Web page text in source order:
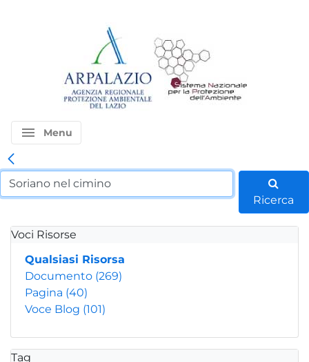
menu Menu
Ricerca
Voci Risorse
Qualsiasi Risorsa
Documento (269)
Pagina (40)
Voce Blog (101)
Tag